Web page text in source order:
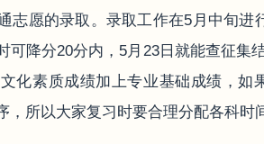
志愿的录取。录取工作在5月中旬进
可降分20分内，5月23日就能查征集
化素质成绩加上专业基础成绩，如
所以大家复习时要合理分配各科时